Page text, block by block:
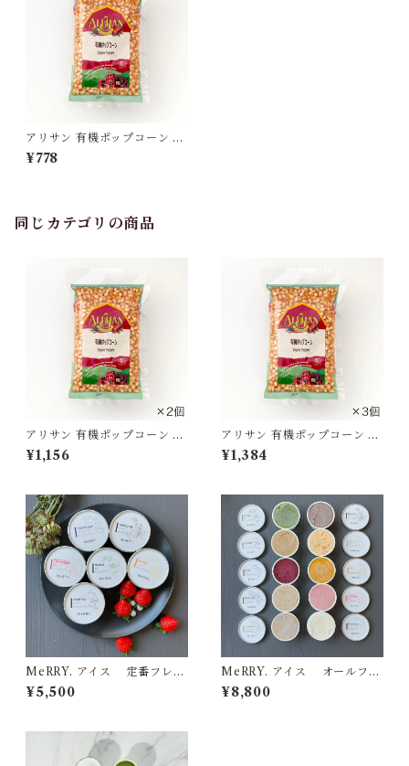
アリサン 有機ポップコーン 25
0g[ポスト投函・送料無料]
¥778
同じカテゴリの商品
アリサン 有機ポップコーン 25
0g ×2個セット[ポスト投函・
送料無料]
¥1,156
アリサン 有機ポップコーン 25
0g ×3個セット[ポスト投函・
送料無料]
¥1,384
MeRRY. アイス 定番フレー
バー6個セット[クール便]
¥5,500
MeRRY. アイス オールフレ
ーバープラス＋12個セット[ク
ール便]
¥8,800